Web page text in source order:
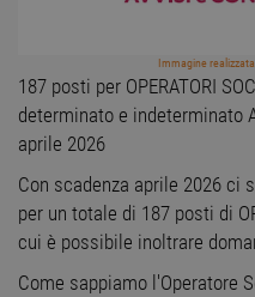
Immagine
187 posti per OPERATORI
determinato e indeterminato
aprile 2026
Con scadenza aprile 2026 ci
per un totale di 187 posti di
cui è possibile inoltrare
Come sappiamo l'Operatore